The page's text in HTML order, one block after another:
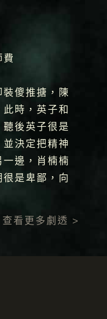
傻推搪，陳
時，英子和
後英子很是
決定把精神
邊，肖楠楠
是卑鄙，向
查看更多劇透 >